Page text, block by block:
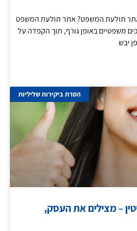
תולעת המשפט? אתר תולעת המשפט
משפטיים באופן גורף, תוך הקפדה על
יבש
הסרת ביקירות שליליות
– מצילים את העסק,